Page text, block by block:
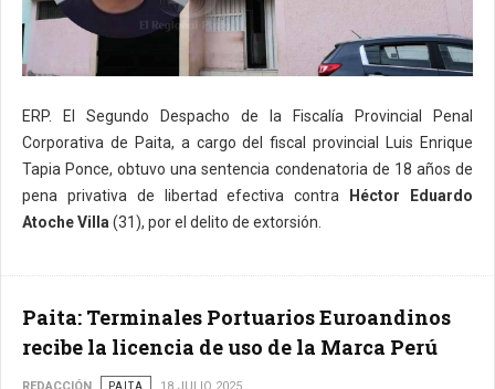
ERP. El Segundo Despacho de la Fiscalía Provincial Penal
Corporativa de Paita, a cargo del fiscal provincial Luis Enrique
Tapia Ponce, obtuvo una sentencia condenatoria de 18 años de
pena privativa de libertad efectiva contra
Héctor Eduardo
Atoche Villa (31), por el delito de extorsión.
Paita: Terminales Portuarios Euroandinos
recibe la licencia de uso de la Marca Perú
REDACCIÓN PAITA 18 JULIO 2025